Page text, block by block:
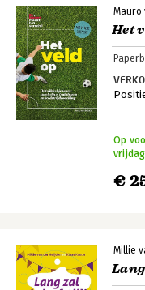
Mauro
Het
€
Op
Millie